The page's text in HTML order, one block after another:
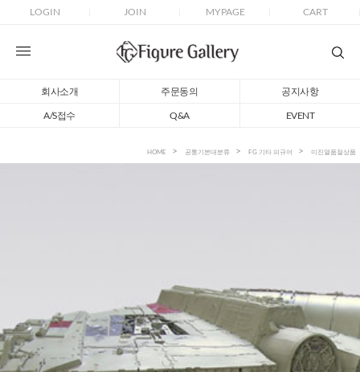
LOGIN JOIN MYPAGE CART
회사소개 주문동의
공지사항
A/S접수
Q&A EVENT
HOME 공통기본대분류 FG 기타 피규어 미진열품절상품